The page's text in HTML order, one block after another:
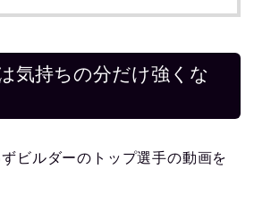
気持ちの分だけ強くな
ビルダーのトップ選手の動画を